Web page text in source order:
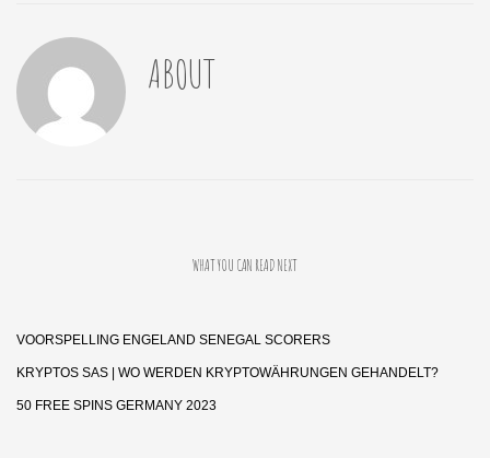
ABOUT
WHAT YOU CAN READ NEXT
VOORSPELLING ENGELAND SENEGAL SCORERS
KRYPTOS SAS | WO WERDEN KRYPTOWÄHRUNGEN GEHANDELT?
50 FREE SPINS GERMANY 2023